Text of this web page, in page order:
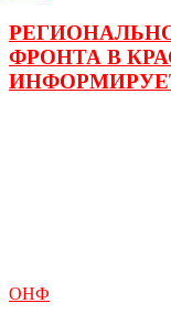
ФРОНТА В
ОНФ